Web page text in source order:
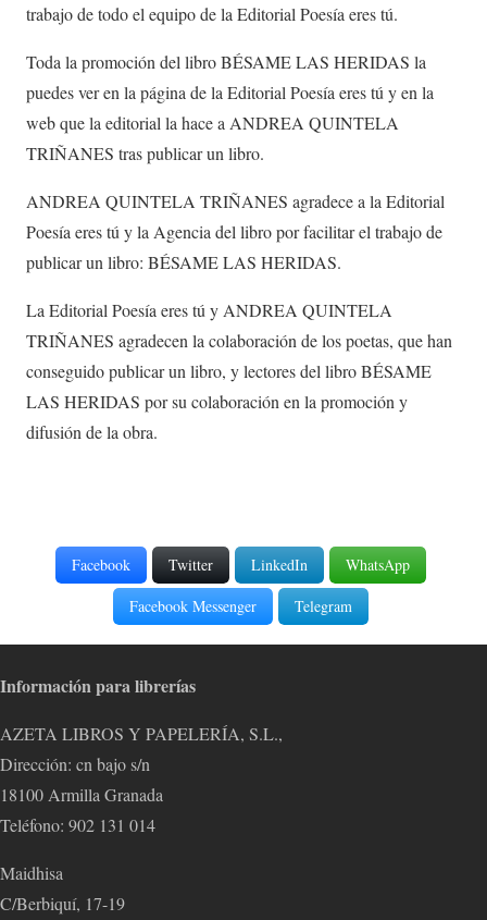
trabajo de todo el equipo de la Editorial Poesía eres tú.
Toda la promoción del libro BÉSAME LAS HERIDAS la
puedes ver en la página de la Editorial Poesía eres tú y en la
web que la editorial la hace a ANDREA QUINTELA
TRIÑANES tras publicar un libro.
ANDREA QUINTELA TRIÑANES agradece a la Editorial
Poesía eres tú y la Agencia del libro por facilitar el trabajo de
publicar un libro: BÉSAME LAS HERIDAS.
La Editorial Poesía eres tú y ANDREA QUINTELA
TRIÑANES agradecen la colaboración de los poetas, que han
conseguido publicar un libro, y lectores del libro BÉSAME
LAS HERIDAS por su colaboración en la promoción y
difusión de la obra.
Facebook Twitter LinkedIn
WhatsApp
Facebook Messenger
Telegram
Información para librerías
AZETA LIBROS Y PAPELERÍA, S.L.,
Dirección: cn bajo s/n
18100 Armilla Granada
Teléfono: 902 131 014
Maidhisa
C/Berbiquí, 17-19